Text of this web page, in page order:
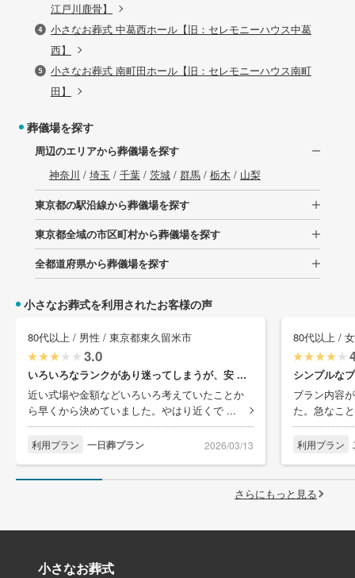
江戸川鹿骨】
小さなお葬式 中葛西ホール【旧：セレモニーハウス中葛
西】
小さなお葬式 南町田ホール【旧：セレモニーハウス南町
田】
葬儀場を探す
周辺のエリアから葬儀場を探す
神奈川 / 埼玉 / 千葉/ 茨城/ 群馬/ 栃木 / 山梨
東京都の駅沿線から葬儀場を探す
東京都全域の市区町村から葬儀場を探す
全都道府県から葬儀場を探す
小さなお葬式を利用されたお客様の声
80代以上 / 男性 / 東京都東久留米市
3.0
いろいろなランクがあり迷ってしまうが、安 ...
近い式場や金額などいろいろ考えていたことか
ら早くから決めていました。やはり近くで ...
利用プラン 一日葬プラン 2026/03/13
80代以上 /
シンプルな
ブラン内容
た。急なこ
利用プラン
さらにもっと見る
小さなお葬式